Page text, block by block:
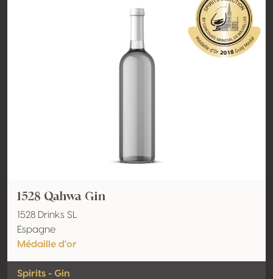
1528 Qahwa Gin
1528 Drinks SL
Espagne
Médaille d'or
Spirits - Gin